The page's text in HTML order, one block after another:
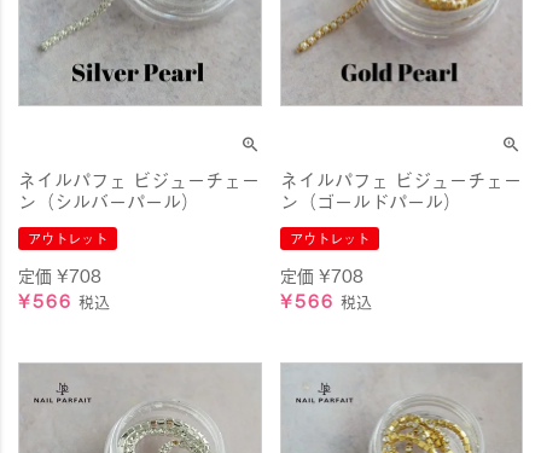
ネイルパフェ ビジューチェー
ン（シルバーパール）
アウトレット
定価¥708
¥566 税込
ネイルパフェ ビジューチェー
ン（ゴールドパール）
アウトレット
定価 ¥708
¥566 税込